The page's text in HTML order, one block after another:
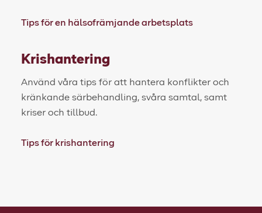
Tips för en hälsofrämjande arbetsplats
Krishantering
Använd våra tips för att hantera konflikter och
kränkande särbehandling, svåra samtal, samt
kriser och tillbud.
Tips för krishantering